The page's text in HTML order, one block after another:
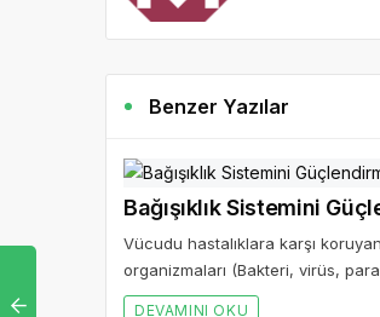
Benzer Yazılar
Bağışıklık Sistemini
Vücudu hastalıklara karşı
organizmaları (Bakteri, virüs,
DEVAMINI OKU